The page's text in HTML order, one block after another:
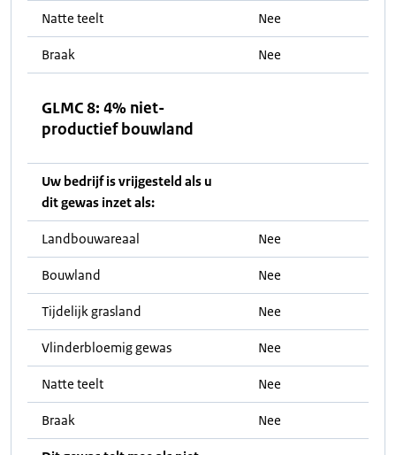
Natte teelt Nee
Braak Nee
GLMC 8: 4% niet-
productief bouwland
Uw bedrijf is vrijgesteld als u
dit gewas inzet als:
Landbouwareaal Nee
Bouwland Nee
Tijdelijk grasland Nee
Vlinderbloemig gewas Nee
Natte teelt Nee
Braak Nee